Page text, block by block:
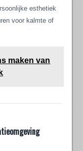
esthetiek
voor kalmte of
maken van